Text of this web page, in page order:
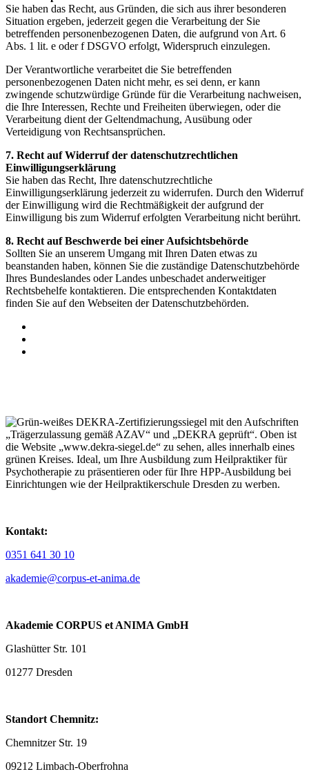
Sie haben das Recht, aus Gründen, die sich aus ihrer besonderen
Situation ergeben, jederzeit gegen die Verarbeitung der Sie
betreffenden personenbezogenen Daten, die aufgrund von Art. 6
Abs. 1 lit. e oder f DSGVO erfolgt, Widerspruch einzulegen.
Der Verantwortliche verarbeitet die Sie betreffenden
personenbezogenen Daten nicht mehr, es sei denn, er kann
zwingende schutzwürdige Gründe für die Verarbeitung nachweisen,
die Ihre Interessen, Rechte und Freiheiten überwiegen, oder die
Verarbeitung dient der Geltendmachung, Ausübung oder
Verteidigung von Rechtsansprüchen.
7. Recht auf Widerruf der datenschutzrechtlichen
Einwilligungserklärung
Sie haben das Recht, Ihre datenschutzrechtliche
Einwilligungserklärung jederzeit zu widerrufen. Durch den Widerruf
der Einwilligung wird die Rechtmäßigkeit der aufgrund der
Einwilligung bis zum Widerruf erfolgten Verarbeitung nicht berührt.
8. Recht auf Beschwerde bei einer Aufsichtsbehörde
Sollten Sie an unserem Umgang mit Ihren Daten etwas zu
beanstanden haben, können Sie die zuständige Datenschutzbehörde
Ihres Bundeslandes oder Landes unbeschadet anderweitiger
Rechtsbehelfe kontaktieren. Die entsprechenden Kontaktdaten
finden Sie auf den Webseiten der Datenschutzbehörden.
Kontakt:
0351 641 30 10
akademie@corpus-et-anima.de
Akademie CORPUS et ANIMA GmbH
Glashütter Str. 101
01277 Dresden
Standort Chemnitz:
Chemnitzer Str. 19
09212 Limbach-Oberfrohna